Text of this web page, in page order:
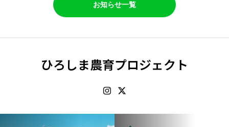
お知らせ一覧
ひろしま農育プロジェクト